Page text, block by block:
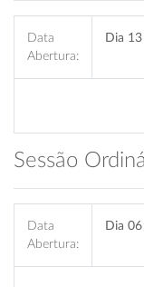
Data
Abertura:
Dia
Sessão
Data
Abertura:
Dia